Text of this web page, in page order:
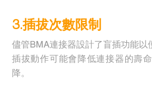
3.插拔次數限制
儘管BMA連接器設計了盲插功能以
插拔動作可能會降低連接器的壽
降。